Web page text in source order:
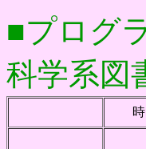
■プログ
科学系